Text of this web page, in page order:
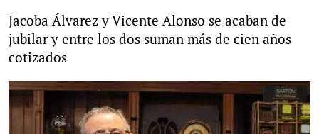
Jacoba Álvarez y Vicente Alonso se acaban de
jubilar y entre los dos suman más de cien años
cotizados